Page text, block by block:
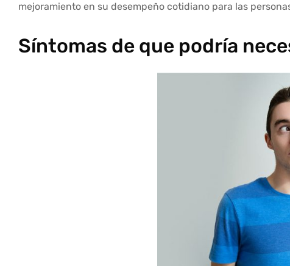
mejoramiento en su desempeño cotidiano para las
Síntomas de que podría